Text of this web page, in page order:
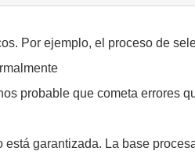
Por ejemplo, el proceso de
probable que cometa errores
garantizada. La base